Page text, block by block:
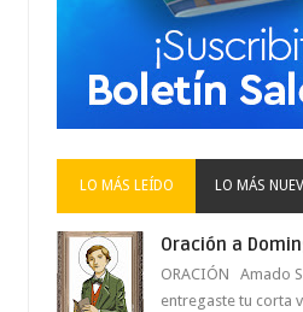
LO MÁS LEÍDO LO MÁS
Oración a
ORACIÓN Amado
entregaste tu corta